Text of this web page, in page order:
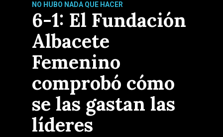
NO HUBO NADA QUE HACER
6-1: El Fundación
Albacete
Femenino
comprobó cómo
se las gastan las
líderes